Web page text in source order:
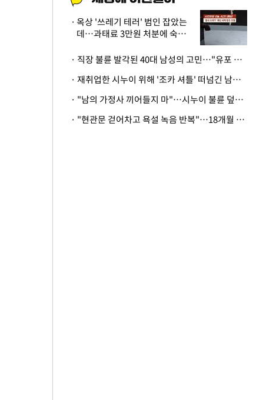
옥상 '쓰레기 테러' 범인 잡았는
데…과태료 3만원 처분에 숙박업
· 직장 불륜 발각된 40대 남성의 고민…"유포 동료 명예훼손·협박죄 고소 가능할까"
· 재취업한 시누이 위해 '조카 셔틀' 떠넘긴 남편…아내 "난 못한다"
· "남의 가정사 끼어들지 마"…시누이 불륜 덮으려는 남편에 억울한 아내
· "현관문 걷어차고 욕설 녹음 반복"…18개월 아기 키우는 집 뒤흔든 '앞집의 비극'